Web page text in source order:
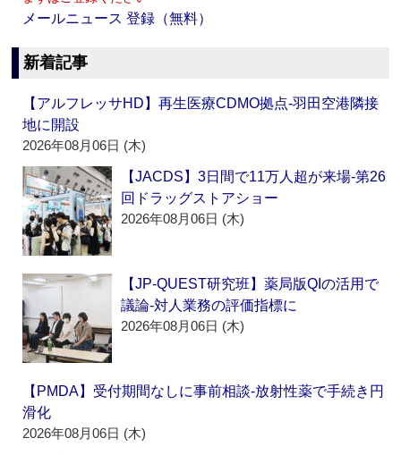
メールニュース 登録（無料）
新着記事
【アルフレッサHD】再生医療CDMO拠点‐羽田空港隣接
地に開設
2026年08月06日 (木)
【JACDS】3日間で11万人超が来場‐第26
回ドラッグストアショー
2026年08月06日 (木)
【JP-QUEST研究班】薬局版QIの活用で
議論‐対人業務の評価指標に
2026年08月06日 (木)
【PMDA】受付期間なしに事前相談‐放射性薬で手続き円
滑化
2026年08月06日 (木)